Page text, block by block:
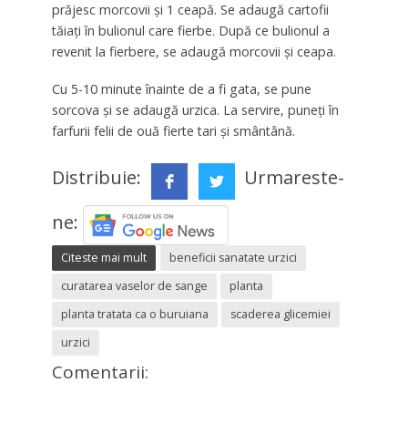
prăjesc morcovii și 1 ceapă. Se adaugă cartofii
tăiați în bulionul care fierbe. După ce bulionul a
revenit la fierbere, se adaugă morcovii și ceapa.
Cu 5-10 minute înainte de a fi gata, se pune
sorcova și se adaugă urzica. La servire, puneți în
farfurii felii de ouă fierte tari și smântână.
Distribuie:
Urmareste-
ne:
Citeste mai mult
beneficii sanatate urzici
curatarea vaselor de sange
planta
planta tratata ca o buruiana
scaderea glicemiei
urzici
Comentarii: